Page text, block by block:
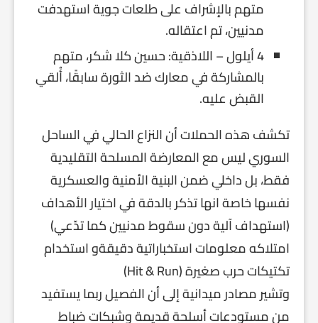
متهم بالإشراف على طلعات جوية استهدفت
مدنيين، تم اعتقاله.
4 أيلول – اللاذقية: حسين كلا شكر، متهم
بالمشاركة في معارك ضد الثورة سابقًا، أُلقي
القبض عليه.
تكشف هذه الحملات أن النزاع الحالي في الساحل
السوري ليس مع المعارضة المسلحة التقليدية
فقط، بل داخلي ضمن البنية الأمنية والعسكرية
نفسها خاصة انها تذكر بالدقة في اختيار الأهداف
(استهداف آلية دون سقوط مدنيين كما تدّعي)
امتلاكه معلومات استخباراتية دقيقةو استخدام
تكتيكات حرب صغيرة (Hit & Run)
وتشير مصادر ميدانية إلى أن الفصيل ربما يستفيد
من مستودعات أسلحة قديمة وشبكات ضباط